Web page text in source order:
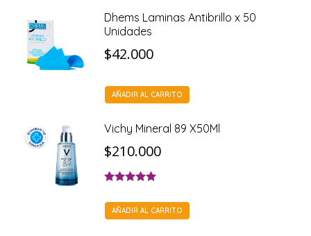
Dhems Laminas Antibrillo x 50
Unidades
$42.000
AÑADIR AL CARRITO
Vichy Mineral 89 X50Ml
$210.000
5.00de 5
AÑADIR AL CARRITO